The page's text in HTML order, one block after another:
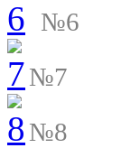
№6
№7
№8